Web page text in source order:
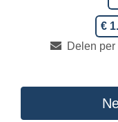
€
Delen per